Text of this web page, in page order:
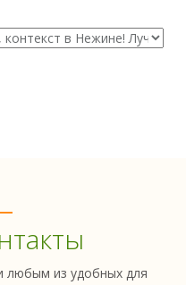
любым из удобных для